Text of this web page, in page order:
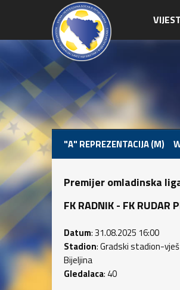
"A" REPREZENTACIJA (M)
Premijer omladinska
FK RADNIK - FK RUDAR
Datum: 31.08.2025 16:00
Stadion: Gradski stadion-
Bijeljina
Gledalaca: 40